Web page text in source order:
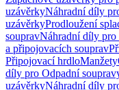
uzávěrkyNáhradní díly
uzávěrkyProdloužení
soupravNáhradní díly pro
a připojovacích souprav
Připojovací hrdloManžety
díly pro Odpadní
uzávěrkyNáhradní díly